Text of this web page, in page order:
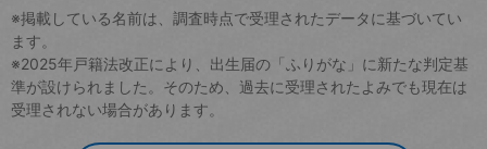
※掲載している名前は、調査時点で受理されたデータに基づいてい
ます。
※2025年戸籍法改正により、出生届の「ふりがな」に新たな判定基
準が設けられました。そのため、過去に受理されたよみでも現在は
受理されない場合があります。